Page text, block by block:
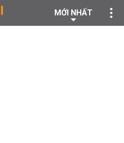
MỚI NHẤT